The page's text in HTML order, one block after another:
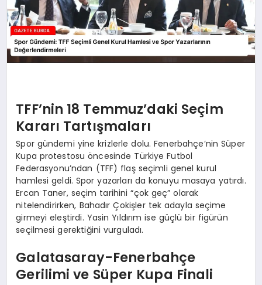
TFF’nin 18 Temmuz’daki Seçim
Kararı Tartışmaları
Spor gündemi yine krizlerle dolu. Fenerbahçe’nin Süper
Kupa protestosu öncesinde Türkiye Futbol
Federasyonu’ndan (TFF) flaş seçimli genel kurul
hamlesi geldi. Spor yazarları da konuyu masaya yatırdı.
Ercan Taner, seçim tarihini “çok geç” olarak
nitelendirirken, Bahadır Çokişler tek adayla seçime
girmeyi eleştirdi. Yasin Yıldırım ise güçlü bir figürün
seçilmesi gerektiğini vurguladı.
Galatasaray-Fenerbahçe
Gerilimi ve Süper Kupa Finali